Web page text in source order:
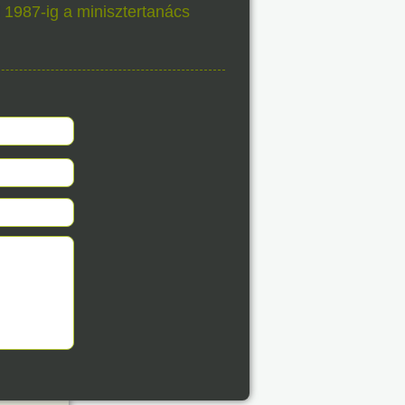
ig a minisztertanács